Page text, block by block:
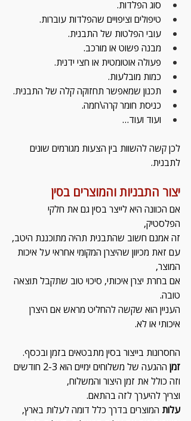
סוג הפלדות.
טיפולים וציפויים שהפלדות עוברות.
עובי הפלטות של התבנית.
מבנה פשוט או מורכב.
פעולה אוטומטית או חצי ידנית.
כמות מובלעות.
תכנון שמאפשר תחזוקה קלה של התבנית.
כניסת חומר קרה\חמה.
ועוד ועוד…
לכן קשה להשוות בין הצעות מגורמים שונים
לתבנית.
יצור התבניות והמוצרים בסין
אם הכוונה היא לייצר בסין גם את חלקי
הפלסטיק,
זה אמנם חשוב שהתבנית תהיה מתוכננת היטב,
עם זאת מכיוון שהיצרן המקומי אחראי על איכות
המוצר,
אם בחרת יצרן איכותי, סיכוי טוב שתקבל תוצאה
טובה.
העניין הוא שקשה להחליט מראש אם היצרן
איכותי או לא.
החסרונות בייצור בסין מתבטאים בזמן ובכסף.
זמן ההגעה של משלוחים ימיים הוא 2-3 חודשים
וזה כולל את זמן היצור והמשלוח,
וצריך להיערך לזה בהתאם.
עלות המוצרים בדרך כלל דומה לעלות בארץ,